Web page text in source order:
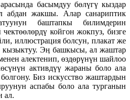
басымдуу бөлүгү кыздар
абдан жакшы. Алар санариптик
баштапкы билимдерин
койгон жокпуз, бизге
иллюстрация болсун, плакат же
кызыктуу. Эӊ башкысы, ал жаштар
алектенип, өздөрүнүн шайлоо
активдүү жараны боло ала
Биз искусство жаштардын
аспабы боло ала турганын
ал.